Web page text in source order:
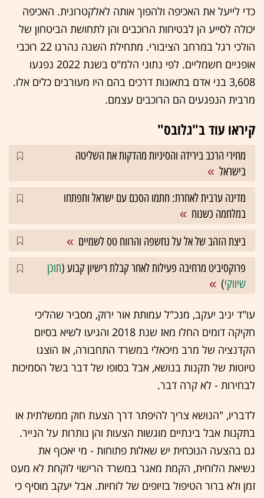
כדי לייעל את האכיפה ולהפוך אותה לאלקטרונית. האכיפה
יכולה לסייע הן לבטיחות הרוכבים והן לתחושת הביטחון של
הולכי רגל במרחב הציבורי. מתחילת השנה נהרגו 22 רוכבי
אופניים חשמליים. לפי נתוני הלמ"ס בשנת 2022 נפגעו
3,608 בני אדם בתאונות דרכים בהם היו מעורבים כלים אלו.
מרבית הנפגעים הם הרוכבים עצמם.
קיראו עוד ב"גלובס"
מחירי הרכב בירידה והסיניות מהדקות את השליטה
בישראל
מדינה ערבית לאחרת: חתמו הסכם עם ישראל ותפתחו
במלחמה כשנוח
ביצת הזהב של אל על נחשפה והרווח טס לשמיים
פרוקסיביט מרחיבה פעילות לאחר קבלת רישיון קבוע (תוכן
שיווקי)
עו"ד יניב יעקב, מנכ"ל עמותת אור ירוק, מסביר שהליכי
חקיקה דומים החלו מאז שנת 2018 והגיעו לשיא בסיום
הקדנציה של מרב מיכאלי במשרד התחבורה, אז הוצגו
טיוטות של תקנות בנושא, אבל בסופו של דבר בשל הסמיכות
לבחירות - לא קרה דבר.
לדבריו, "הנושא צריך להיפתר דרך הצעת חוק ממשלתית או
בתקנות אבל בינתיים מוגשות הצעות והן נותרות על הנייר.
גם בהצעה הנוכחית יש שאלות פתוחות - מי יאכוף את
נשיאת הלוחית, הקמת מאגר במשרד הרישוי לוקחת לא מעט
זמן ולא ברור הטיפול בזיופים של לוחיות. אבל יעקב מוסיף כי